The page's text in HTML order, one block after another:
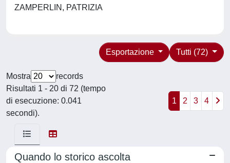
ZAMPERLIN, PATRIZIA
Tutti (72)
Esportazione
Mostra
records
Risultati 1 - 20 di 72 (tempo
di esecuzione: 0.041
secondi).
1 2 3 4
Quando lo storico ascolta